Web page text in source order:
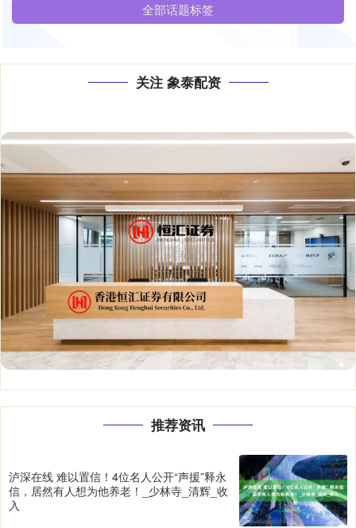
全部话题标签
关注 象泰配资
推荐资讯
泸深在线 难以置信！4位名人公开“声援”释永
信，居然有人想为他养老！_少林寺_清辉_收
入